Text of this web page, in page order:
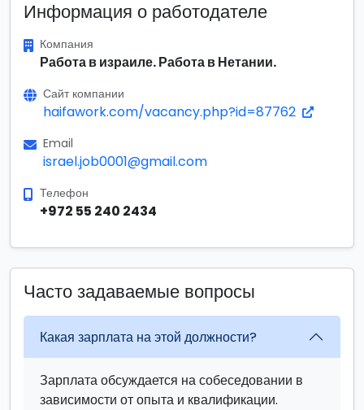
Информация о работодателе
Компания
Работа в израиле. Работа в Нетании.
Сайт компании
haifawork.com/vacancy.php?id=87762
Email
israel.job0001@gmail.com
Телефон
+972 55 240 2434
Часто задаваемые вопросы
Какая зарплата на этой должности?
Зарплата обсуждается на собеседовании в
зависимости от опыта и квалификации.